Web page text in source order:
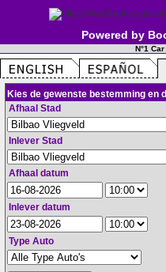
Powered by
N°1
Kies de gewenste bestemming en
Afhaal Stad
Inlever Stad
Afhaal datum
Inlever datum
Type Auto